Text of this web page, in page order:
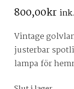
800,00kr
Vintage
justerbar
lampa för